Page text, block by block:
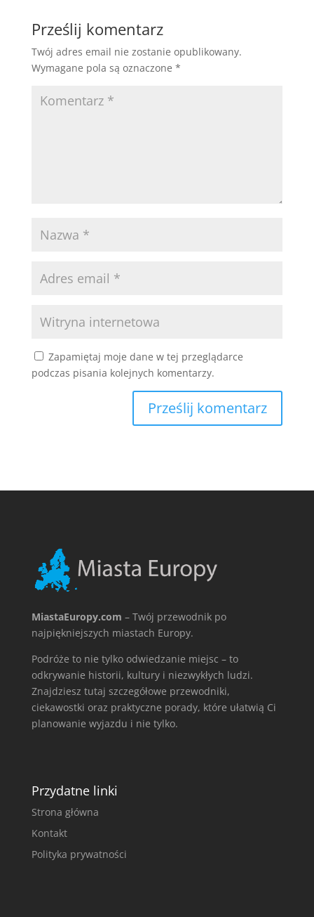
Prześlij komentarz
Twój adres email nie zostanie opublikowany.
Wymagane pola są oznaczone *
Zapamiętaj moje dane w tej przeglądarce
podczas pisania kolejnych komentarzy.
MiastaEuropy.com – Twój przewodnik po
najpiękniejszych miastach Europy.
Podróże to nie tylko odwiedzanie miejsc – to
odkrywanie historii, kultury i niezwykłych ludzi.
Znajdziesz tutaj szczegółowe przewodniki,
ciekawostki oraz praktyczne porady, które ułatwią Ci
planowanie wyjazdu i nie tylko.
Przydatne linki
Strona główna
Kontakt
Polityka prywatności